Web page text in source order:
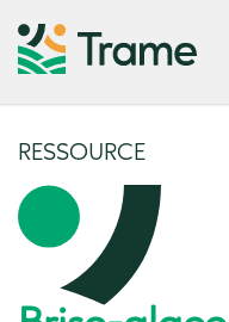
RESSOURCE